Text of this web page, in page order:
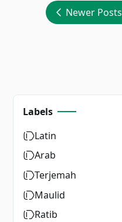
Newer Posts
Labels
Latin
Arab
Terjemah
Maulid
Ratib